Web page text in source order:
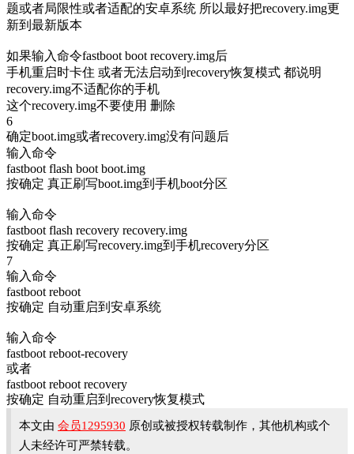
题或者局限性或者适配的安卓系统 所以最好把recovery.img更
新到最新版本
如果输入命令fastboot boot recovery.img后
手机重启时卡住 或者无法启动到recovery恢复模式 都说明
recovery.img不适配你的手机
这个recovery.img不要使用 删除
6
确定boot.img或者recovery.img没有问题后
输入命令
fastboot flash boot boot.img
按确定 真正刷写boot.img到手机boot分区
输入命令
fastboot flash recovery recovery.img
按确定 真正刷写recovery.img到手机recovery分区
7
输入命令
fastboot reboot
按确定 自动重启到安卓系统
输入命令
fastboot reboot-recovery
或者
fastboot reboot recovery
按确定 自动重启到recovery恢复模式
本文由 会员1295930 原创或被授权转载制作，其他机构或个
人未经许可严禁转载。